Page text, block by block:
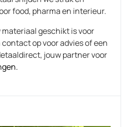
food, pharma en interieur.
geschikt is voor
op voor advies of een
jouw partner voor